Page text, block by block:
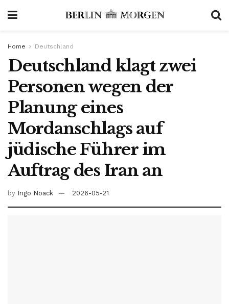
Home Deutschland
Deutschland klagt zwei
Personen wegen der
Planung eines
Mordanschlags auf
jüdische Führer im
Auftrag des Iran an
by Ingo Noack 2026-05-21